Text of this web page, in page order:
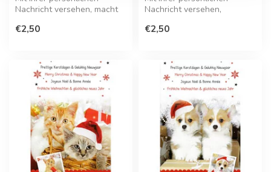
Nachricht versehen, macht
G...
€2,50
Nachricht versehen,
hochwertige Grußkar...
€2,50